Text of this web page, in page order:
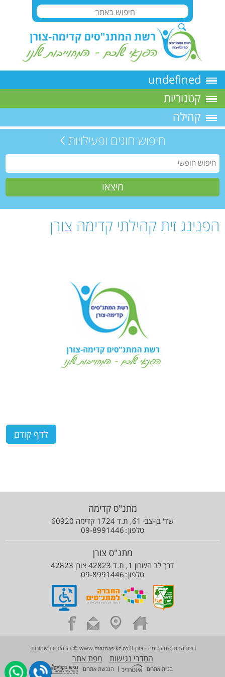
undefined
קטגוריות
קהילה
חיפוש חוגים ופעילויות
הפנינג זית קהילתי קדימה צורן
מתנ"ס קדימה
שד' בן-צבי 61, ת.ד 1724 קדימה 60920
טלפון
09-8991446
מתנ"ס צורן
דרך לב השרון 1, ת.ד 42823 צורן 42823
טלפון
09-8991446
רשת המתנסים קדימה - צורן www.matnas-kz.co.il
© כל הזכויות שמורות
הסדרי נגישות מפת אתר
בניית אתרים | הנגשת אתרים